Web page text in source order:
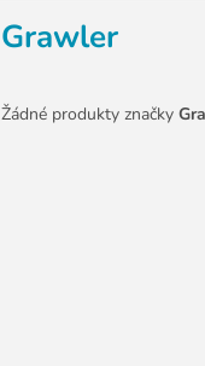
Grawler
Žádné produkty značky